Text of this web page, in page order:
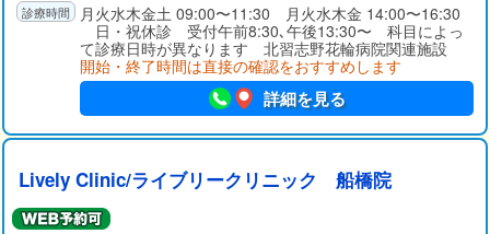
月火水木金土 09:00〜11:30 月火水木金 14:00〜16:30
日・祝休診 受付午前8:30､午後13:30〜 科目によっ
て診療日時が異なります 北習志野花輪病院関連施設
開始・終了時間は直接の確認をおすすめします
詳細を見る
Lively Clinic/ライブリークリニック 船橋院